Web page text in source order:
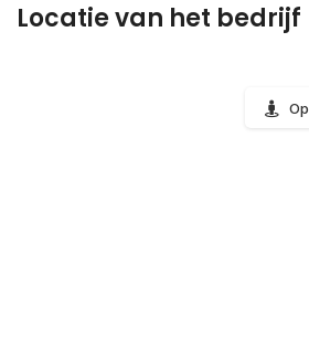
Locatie van het bedrijf